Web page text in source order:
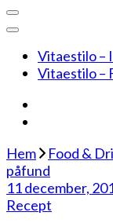
Vitaestilo –
Vitaestilo –
Hem Food &
påfund
11 december,
Recept